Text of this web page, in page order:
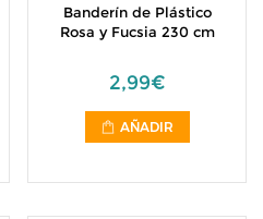
Banderín de Plástico
Rosa y Fucsia 230 cm
2,99€
AÑADIR